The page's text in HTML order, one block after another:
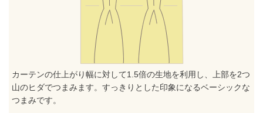
カーテンの仕上がり幅に対して1.5倍の生地を利用し、上部を2つ
山のヒダでつまみます。すっきりとした印象になるベーシックな
つまみです。